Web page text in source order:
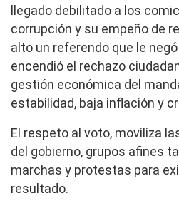
llegado debilitado a los
corrupción y su empeño de
alto un referendo que le
encendió el rechazo
gestión económica del
estabilidad, baja inflación y
El respeto al voto, moviliza
del gobierno, grupos afines
marchas y protestas para
resultado.